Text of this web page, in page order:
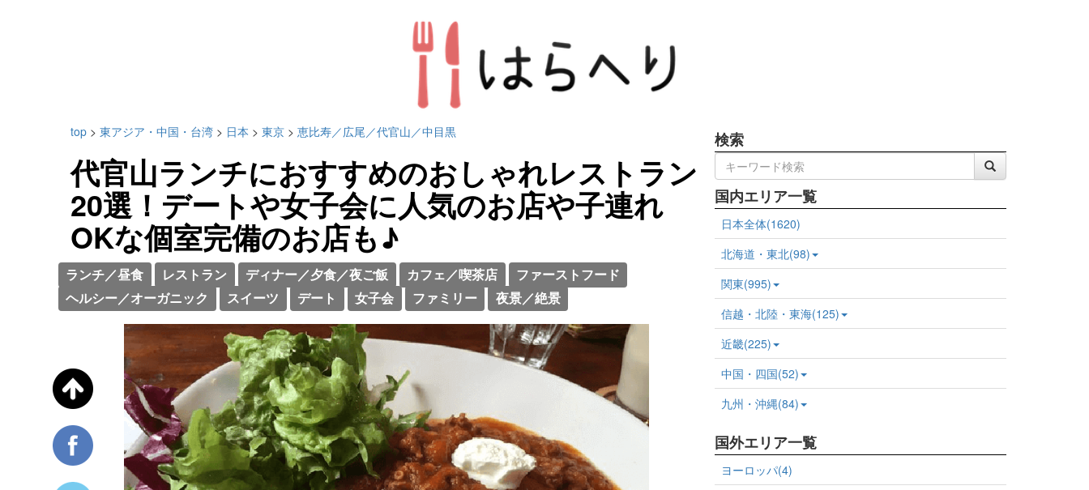
top > 東アジア・中国・台湾 > 日本 > 東京 > 恵比寿／広尾／代官山／中目黒
代官山ランチにおすすめのおしゃれレストラン
20選！デートや女子会に人気のお店や子連れ
OKな個室完備のお店も♪
ランチ／昼食 レストラン ディナー／夕食／夜ご飯 カフェ／喫茶店
ファーストフード
ヘルシー／オーガニック
スイーツ デート 女子会 ファミリー 夜景／絶景
検索
国内エリア一覧
日本全体(1620)
北海道・東北(98)
関東(995)
信越・北陸・東海(125)
近畿(225)
中国・四国(52)
九州・沖縄(84)
国外エリア一覧
ヨーロッパ(4)